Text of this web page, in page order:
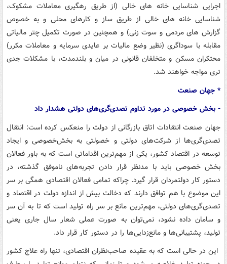
اجرایی شناسایی خانه های خالی (از طریق رهگیری معاملات مشکوک،
شناسایی خانه های خالی از طریق ساز و کارهای محلی و به خصوص
گزارش های مردمی و سوت زنی) و همچنین در صورت تکمیل چتر مالیاتی
مقابله با سوداگری (نظیر وضع مالیات بر عایدی سرمایه و معاملات مکرر)
محتکران مسکن و متخلفان قانونی در میان و بلندمدت، با مشکلات جدی
تری مواجه خواهند شد.
* جهان صنعت
- بخش خصوصی در مورد تداوم تصدی‌گری‌های دولتی هشدار داد
جهان صنعت انتقادات اتاق بازرگانی از دولت را منعکس کرده است: انتقال
تصدی‌گری‌ها از شرکت‌های دولتی و خصولتی به بخش‌خصوصی و ایجاد
توسعه در اقتصاد کشور، یکی از مهم‌ترین اقداماتی است که به باور فعالان
بخش خصوصی باید با مدنظر قرار دادن تجربه‌های ناموفق گذشته، در
دستور کار دولتمردان قرار گیرد. چراکه تمامی فعالان اقتصادی همگی بر سر
این موضوع با هم توافق دارند که دخالت بیش از اندازه دولت در اقتصاد و
تصدی‌گری‌های دولتی، مهم‌ترین مانع بر سر راه تولید است که تا به آن سر
و سامان داده نشود، نمی‌توان به صورت عملی شعار سال جاری یعنی
تولید، پشتیبانی‌ها و مانع‌زدایی‌ها را در دستور کار قرار داد.
این در حالی است که به عقیده صاحب‌نظران اقتصادی، تنها راه علاج کشور